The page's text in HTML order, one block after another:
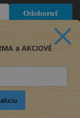
Odoberať
a AKCIOVÉ